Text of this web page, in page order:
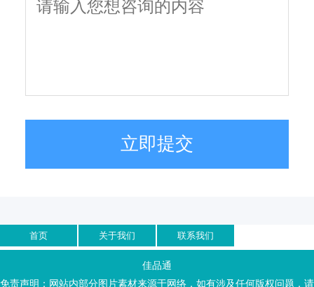
立即提交
首页 关于我们 联系我们
佳品通
免责声明：网站内部分图片素材来源于网络，如有涉及任何版权问题，请